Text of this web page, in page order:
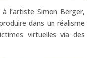
l’artiste Simon Berger,
dans un réalisme
virtuelles via des